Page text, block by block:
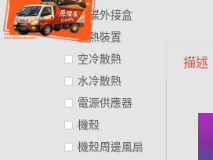
描述
硬碟外接盒
散熱裝置
空冷散熱
水冷散熱
電源供應器
機殼
機殼周邊風扇